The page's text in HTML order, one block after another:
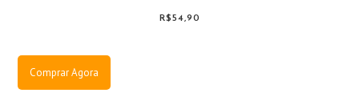
R$54,90
Comprar Agora